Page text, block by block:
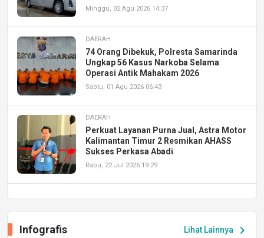
Minggu, 02 Agu 2026 14:37
DAERAH
74 Orang Dibekuk, Polresta Samarinda
Ungkap 56 Kasus Narkoba Selama
Operasi Antik Mahakam 2026
Sabtu, 01 Agu 2026 06:43
DAERAH
Perkuat Layanan Purna Jual, Astra Motor
Kalimantan Timur 2 Resmikan AHASS
Sukses Perkasa Abadi
Rabu, 22 Jul 2026 19:29
Peluang Kerja dan MagangLihat Lainnya chevron_right
Infografis